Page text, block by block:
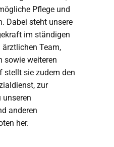
Pflege und
Dabei steht unsere
im ständigen
Team,
sowie weiteren
stellt sie zudem den
zur
unseren
anderen
her.